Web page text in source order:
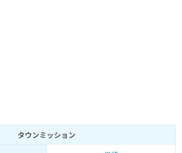
タウンミッション